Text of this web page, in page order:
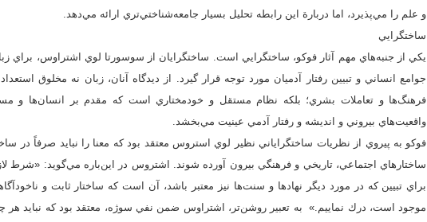
و علم را مي‌پذيرد، اما دربارة اين رابطه تحليل بسيار جامعه‌شناختي‌تري ارائه مي‌دهد.
ساختگرايي
يكي از جنبه‌هاي مهم آثار فوكو، ساختگرايي است. ساختگرايان از سوسورتا لوي اشتراوس، براي
جوامع انساني و تبيين رفتار آدميان مورد توجه قرار گيرد. از ديدگاه آنان، زبان نه مخلوق
فرهنگ‌ها و تعاملات بشري؛ بلكه نظام مستقل و خودمختاري است كه مقدم بر انسان‌ها و
واقعيت‌هاي بيروني و انديشه و رفتار آدمي عينيت مي‌بخشد.
فوكو به پيروي از نظريات ساختگراياني نظير لوي استروس معتقد بود كه معنا را نبايد صرفاً در
ساختارهاي اجتماعي، تاريخي و فرهنگي بيرون آورده شوند. اشتروس در اين‌باره مي‌گويد: «شرط
براي تبيين كه در مورد ديگر نهادها و سنت‌ها نيز معتبر باشد، آن است كه ساختار ثابت و
موجود است، درك نماييم.» به تعبير روشن‌تر، اشتراوس ضمن نفي سوژه، معتقد بود كه نبايد هر